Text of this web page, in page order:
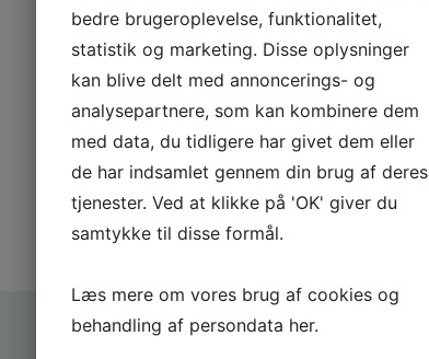
MUNDSTYKKE
SPACARE
11,00DKK
bedre brugeroplevelse, funktionalitet,
statistik og marketing. Disse oplysninger
kan blive delt med annoncerings- og
analysepartnere, som kan kombinere dem
med data, du tidligere har givet dem eller
de har indsamlet gennem din brug af deres
tjenester. Ved at klikke på 'OK' giver du
samtykke til disse formål.
Læs mere om vores brug af cookies og
behandling af persondata her.